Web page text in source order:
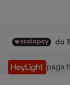
paga